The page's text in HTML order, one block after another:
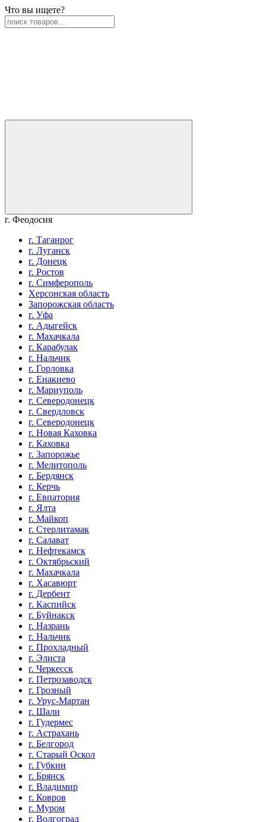
Что вы ищете?
г. Феодосия
г. Таганрог
г. Луганск
г. Донецк
г. Ростов
г. Симферополь
Херсонская область
Запорожская область
г. Уфа
г. Адыгейск
г. Махачкала
г. Карабулак
г. Нальчик
г. Горловка
г. Енакиево
г. Мариуполь
г. Северодонецк
г. Свердловск
г. Северодонецк
г. Новая Каховка
г. Каховка
г. Запорожье
г. Мелитополь
г. Бердянск
г. Керчь
г. Евпатория
г. Ялта
г. Майкоп
г. Стерлитамак
г. Салават
г. Нефтекамск
г. Октябрьский
г. Махачкала
г. Хасавюрт
г. Дербент
г. Каспийск
г. Буйнакск
г. Назрань
г. Нальчик
г. Прохладный
г. Элиста
г. Черкесск
г. Петрозаводск
г. Грозный
г. Урус-Мартан
г. Шали
г. Гудермес
г. Астрахань
г. Белгород
г. Старый Оскол
г. Губкин
г. Брянск
г. Владимир
г. Ковров
г. Муром
г. Волгоград